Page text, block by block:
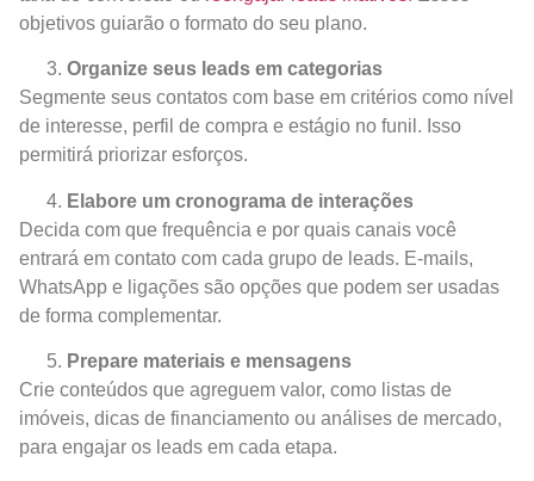
objetivos guiarão o formato do seu plano.
Organize seus leads em categorias
Segmente seus contatos com base em critérios como nível
de interesse, perfil de compra e estágio no funil. Isso
permitirá priorizar esforços.
Elabore um cronograma de interações
Decida com que frequência e por quais canais você
entrará em contato com cada grupo de leads. E-mails,
WhatsApp e ligações são opções que podem ser usadas
de forma complementar.
Prepare materiais e mensagens
Crie conteúdos que agreguem valor, como listas de
imóveis, dicas de financiamento ou análises de mercado,
para engajar os leads em cada etapa.